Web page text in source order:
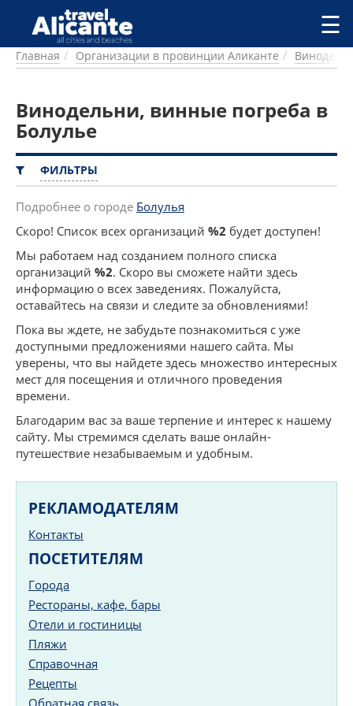
Перейти к основному содержанию
ГОРОДА
ПИТАНИЕ
ПРОЖИВАНИЕ
ПЛЯЖИ
ДОСТОПРИМЕЧАТЕЛЬНОСТИ
КЕМПИНГ
КОМАРКИ (РАЙОНЫ)
РЕЦЕПТЫ
ПРЕДЛОЖЕНИЯ
СТАТЬИ
УСЛУГИ
☰
Главная Организации в провинции Аликанте
Винодельни, винные погреба в
Болулье
ФИЛЬТРЫ
Подробнее о городе Болулья
Скоро! Список всех организаций %2 будет доступен!
Мы работаем над созданием полного списка
организаций %2. Скоро вы сможете найти здесь
информацию о всех заведениях. Пожалуйста,
оставайтесь на связи и следите за обновлениями!
Пока вы ждете, не забудьте познакомиться с уже
доступными предложениями нашего сайта. Мы
уверены, что вы найдете здесь множество интересных
мест для посещения и отличного проведения
времени.
Благодарим вас за ваше терпение и интерес к нашему
сайту. Мы стремимся сделать ваше онлайн-
путешествие незабываемым и удобным.
РЕКЛАМОДАТЕЛЯМ
Контакты
ПОСЕТИТЕЛЯМ
Города
Рестораны, кафе, бары
Отели и гостиницы
Пляжи
Справочная
Рецепты
Обратная связь